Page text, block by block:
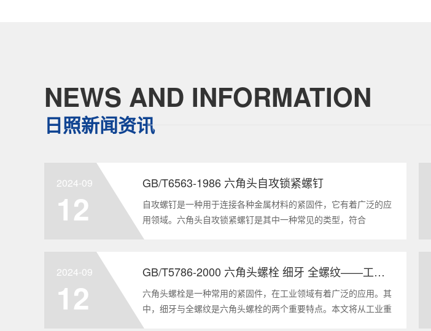
NEWS AND INFORMATION
日照新闻资讯
2024-09
12
GB/T6563-1986 六角头自攻锁紧螺钉
自攻螺钉是一种用于连接各种金属材料的紧固件，它有着广泛的应
用领域。六角头自攻锁紧螺钉是其中一种常见的类型，符合
GB/T6563-1986标准。本文将深度分析这种螺钉的特点、应用以及
2024-09
12
GB/T5786-2000 六角头螺栓 细牙 全螺纹——工业重要性和特点
六角头螺栓是一种常用的紧固件，在工业领域有着广泛的应用。其
中，细牙与全螺纹是六角头螺栓的两个重要特点。本文将从工业重
要性和特点两个方面，对GB/T5786-2000标准下的六角头螺栓 细